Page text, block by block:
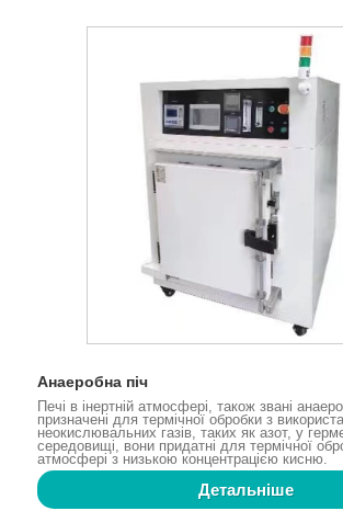
Анаеробна піч
Печі в інертній атмосфері, також звані
призначені для термічної обробки з
неокислювальних газів, таких як азот, у
середовищі, вони придатні для термічної
атмосфері з низькою концентрацією кисню.
Детальніше